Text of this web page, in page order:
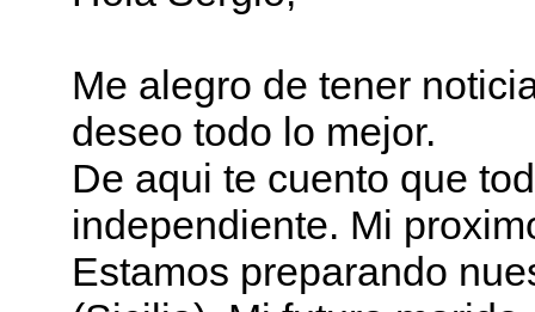
Me alegro de tener
deseo todo lo mejor.
De aqui te cuento que
independiente. Mi
Estamos preparando